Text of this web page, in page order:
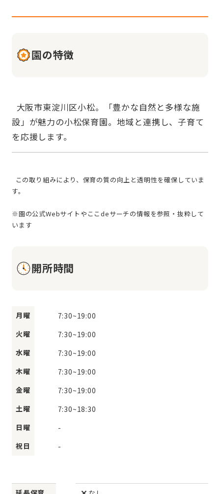
園の特徴
設」が魅力の小松保育園。地域と連携し、子育て
す。
※園の公式Webサイトやここdeサーチの情報を参照・抜粋して
開所時間
月曜 7:30~19:00
火曜
7:30~19:00
水曜
7:30~19:00
木曜
7:30~19:00
金曜
7:30~19:00
土曜
7:30~18:30
日曜
-
祝日
-